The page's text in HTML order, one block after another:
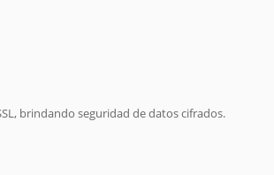
brindando seguridad de datos cifrados.